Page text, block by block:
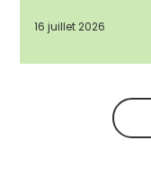
16 juillet 2026